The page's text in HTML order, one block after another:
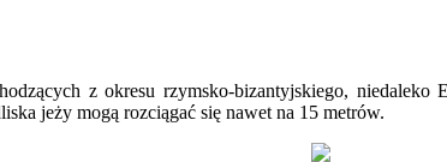
z okresu rzymsko-bizantyjskiego,
jeży mogą rozciągać się nawet na 15 metrów.